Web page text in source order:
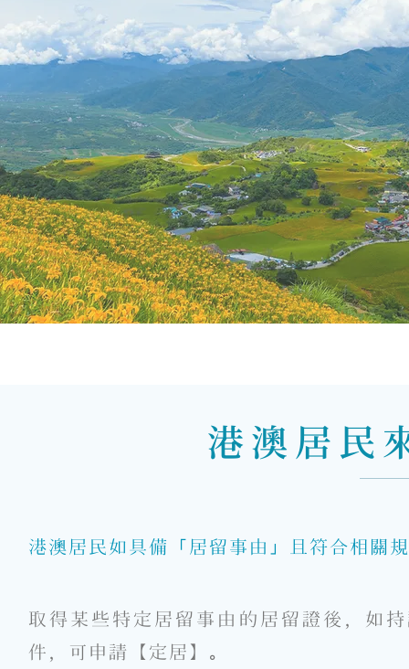
港澳居民
港澳居民如具備「居留事由」且符合相關
取得某些特定居留事由的居留證後，如
件，可申請【定居】。